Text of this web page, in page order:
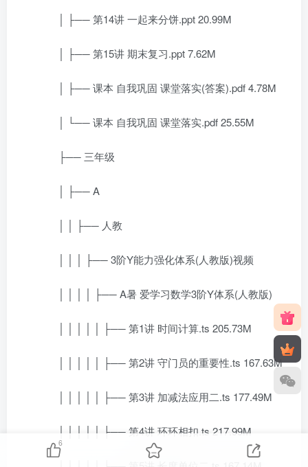
│ ├── 第14讲 一起来分饼.ppt 20.99M
│ ├── 第15讲 期末复习.ppt 7.62M
│ ├── 课本 自我巩固 课堂落实(答案).pdf 4.78M
│ └── 课本 自我巩固 课堂落实.pdf 25.55M
├── 三年级
│ ├── A
│ │ ├── 人教
│ │ │ ├── 3阶Y能力强化体系(人教版)视频
│ │ │ │ ├── A暑 爱学习数学3阶Y体系(人教版)
│ │ │ │ │ ├── 第1讲 时间计算.ts 205.73M
│ │ │ │ │ ├── 第2讲 守门员的重要性.ts 167.63M
│ │ │ │ │ ├── 第3讲 加减法应用二.ts 177.49M
│ │ │ │ │ ├── 第4讲 环环相扣.ts 217.99M
6